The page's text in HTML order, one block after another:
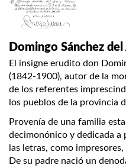
Domingo Sánchez
El insigne erudito don
(1842-1900), autor de la
de los referentes
los pueblos de la provincia
Provenía de una familia
decimonónico y dedicada a
las letras, como
De su padre nació un